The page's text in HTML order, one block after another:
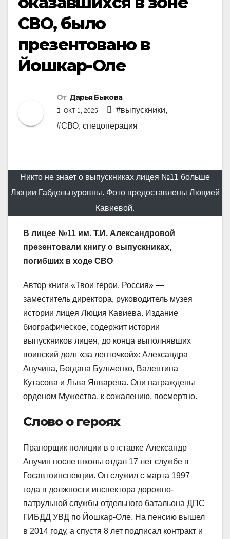
СВО, было
презентовано в
Йошкар-Оле
От Дарья Быкова
ОКТ 1, 2025 #выпускники,
#СВО, спецоперация
Никто не знает о выпускниках лицея №11 больше
Люции Габдельнуровны. Фото предоставлены Люцией
Кавиевой.
В лицее №11 им. Т.И. Александровой
презентовали книгу о выпускниках,
погибших в ходе СВО
Автор книги «Твои герои, Россия» —
заместитель директора, руководитель музея
истории лицея Люция Кавиева. Издание
биографическое, содержит истории
выпускников лицея, до конца выполнявших
воинский долг «за ленточкой»: Александра
Анучина, Богдана Бульченко, Валентина
Кутасова и Льва Январева. Они награждены
орденом Мужества, к сожалению, посмертно.
Слово о героях
Прапорщик полиции в отставке Александр
Анучин после школы отдал 17 лет службе в
Госавтоинспекции. Он служил с марта 1997
года в должности инспектора дорожно-
патрульной службы отдельного батальона ДПС
ГИБДД УВД по Йошкар-Оле. На пенсию вышел
в 2014 году, а спустя 8 лет подписал контракт и